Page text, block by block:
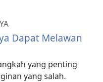
Dapat Melawan
yang penting
yang salah.